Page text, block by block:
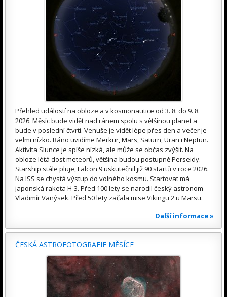
Přehled událostí na obloze a v kosmonautice od 3. 8. do 9. 8.
2026. Měsíc bude vidět nad ránem spolu s většinou planet a
bude v poslední čtvrti. Venuše je vidět lépe přes den a večer je
velmi nízko. Ráno uvidíme Merkur, Mars, Saturn, Uran i Neptun.
Aktivita Slunce je spíše nízká, ale může se občas zvýšit. Na
obloze létá dost meteorů, většina budou postupně Perseidy.
Starship stále pluje, Falcon 9 uskutečnil již 90 startů v roce 2026.
Na ISS se chystá výstup do volného kosmu. Startovat má
japonská raketa H-3. Před 100 lety se narodil český astronom
Vladimír Vanýsek. Před 50 lety začala mise Vikingu 2 u Marsu.
Další informace »
ČESKÁ ASTROFOTOGRAFIE MĚSÍCE